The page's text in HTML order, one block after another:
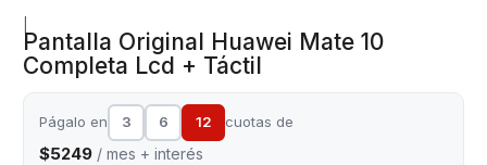
Pantalla Original Huawei Mate 10
Completa Lcd + Táctil
Págalo en 3 6 12 cuotas de
$5249 / mes + interés